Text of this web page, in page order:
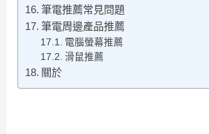
筆電推薦常見問題
筆電周邊產品推薦
電腦螢幕推薦
滑鼠推薦
關於